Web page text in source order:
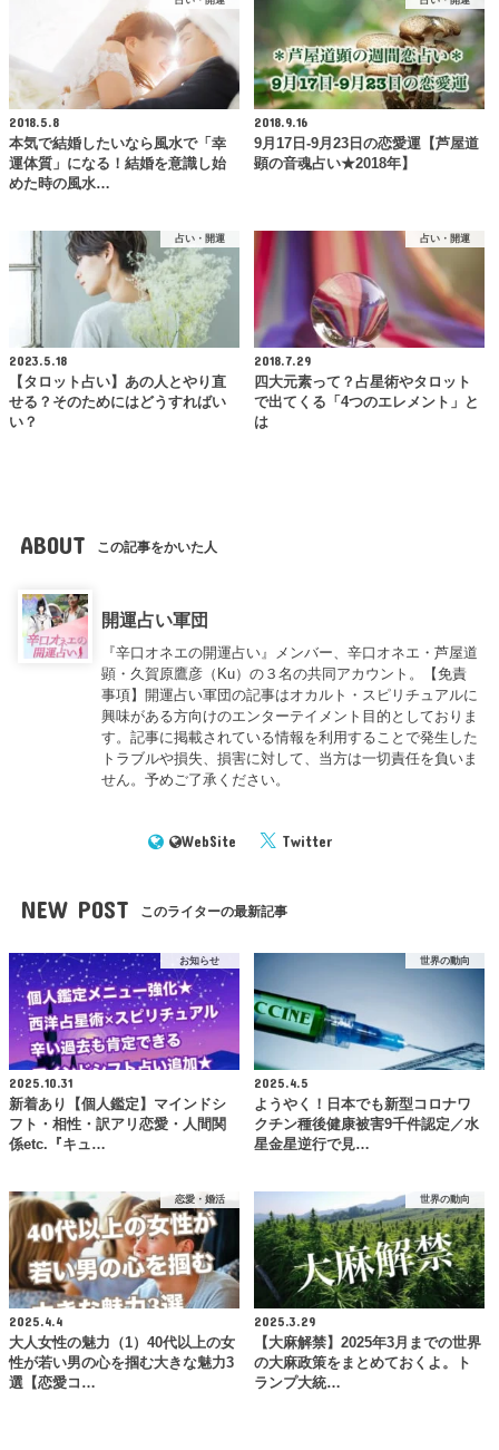
2018.5.8
本気で結婚したいなら風水で「幸
運体質」になる！結婚を意識し始
めた時の風水…
2018.9.16
9月17日-9月23日の恋愛運【芦屋道
顕の音魂占い★2018年】
占い・開運
2023.5.18
【タロット占い】あの人とやり直
せる？そのためにはどうすればい
い？
占い・開運
2018.7.29
四大元素って？占星術やタロット
で出てくる「4つのエレメント」と
は
ABOUT この記事をかいた人
開運占い軍団
『辛口オネエの開運占い』メンバー、辛口オネエ・芦屋道
顕・久賀原鷹彦（Ku）の３名の共同アカウント。【免責
事項】開運占い軍団の記事はオカルト・スピリチュアルに
興味がある方向けのエンターテイメント目的としておりま
す。記事に掲載されている情報を利用することで発生した
トラブルや損失、損害に対して、当方は一切責任を負いま
せん。予めご了承ください。
WebSite Twitter
NEW POST このライターの最新記事
お知らせ
2025.10.31
新着あり【個人鑑定】マインドシ
フト・相性・訳アリ恋愛・人間関
係etc.『キュ…
世界の動向
2025.4.5
ようやく！日本でも新型コロナワ
クチン種後健康被害9千件認定／水
星金星逆行で見…
恋愛・婚活
2025.4.4
大人女性の魅力（1）40代以上の女
性が若い男の心を掴む大きな魅力3
選【恋愛コ…
世界の動向
2025.3.29
【大麻解禁】2025年3月までの世界
の大麻政策をまとめておくよ。ト
ランプ大統…